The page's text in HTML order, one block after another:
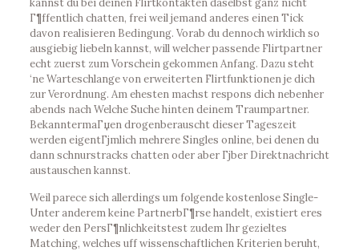
kannst du bei deinen Flirtkontakten daselbst ganz nicht
Г¶ffentlich chatten, frei weil jemand anderes einen Tick
davon realisieren Bedingung. Vorab du dennoch wirklich so
ausgiebig liebeln kannst, will welcher passende Flirtpartner
echt zuerst zum Vorschein gekommen Anfang. Dazu steht
‘ne Warteschlange von erweiterten Flirtfunktionen je dich
zur Verordnung. Am ehesten machst respons dich nebenher
abends nach Welche Suche hinten deinem Traumpartner.
BekanntermaГџen drogenberauscht dieser Tageszeit
werden eigentГјmlich mehrere Singles online, bei denen du
dann schnurstracks chatten oder aber Гјber Direktnachricht
austauschen kannst.
Weil parece sich allerdings um folgende kostenlose Single-
Unter anderem keine PartnerbГ¶rse handelt, existiert eres
weder den PersГ¶nlichkeitstest zudem Ihr gezieltes
Matching, welches uff wissenschaftlichen Kriterien beruht,